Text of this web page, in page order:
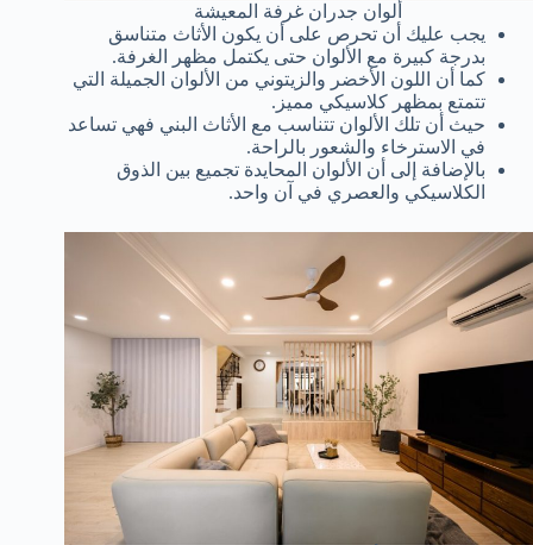
ألوان جدران غرفة المعيشة
يجب عليك أن تحرص على أن يكون الأثاث متناسق
بدرجة كبيرة مع الألوان حتى يكتمل مظهر الغرفة.
كما أن اللون الأخضر والزيتوني من الألوان الجميلة التي
تتمتع بمظهر كلاسيكي مميز.
حيث أن تلك الألوان تتناسب مع الأثاث البني فهي تساعد
في الاسترخاء والشعور بالراحة.
بالإضافة إلى أن الألوان المحايدة تجميع بين الذوق
الكلاسيكي والعصري في آن واحد.